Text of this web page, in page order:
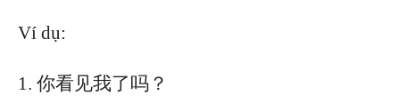
Ví dụ:
你看见我了吗？